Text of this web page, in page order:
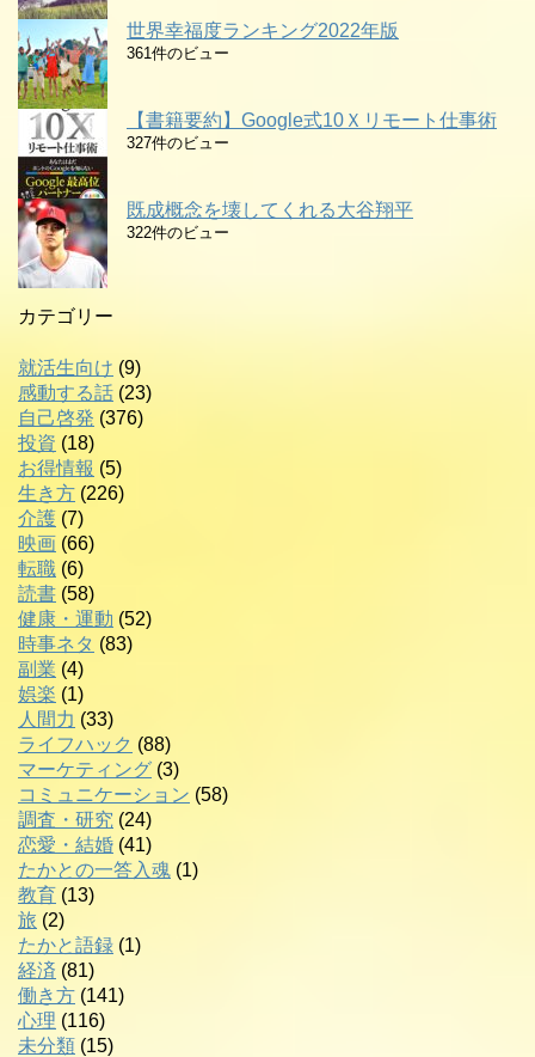
世界幸福度ランキング2022年版
361件のビュー
【書籍要約】Google式10Ｘリモート仕事術
327件のビュー
既成概念を壊してくれる大谷翔平
322件のビュー
カテゴリー
就活生向け (9)
感動する話 (23)
自己啓発 (376)
投資 (18)
お得情報 (5)
生き方 (226)
介護 (7)
映画 (66)
転職 (6)
読書 (58)
健康・運動 (52)
時事ネタ (83)
副業 (4)
娯楽 (1)
人間力 (33)
ライフハック (88)
マーケティング (3)
コミュニケーション (58)
調査・研究 (24)
恋愛・結婚 (41)
たかとの一答入魂 (1)
教育 (13)
旅 (2)
たかと語録 (1)
経済 (81)
働き方 (141)
心理 (116)
未分類 (15)